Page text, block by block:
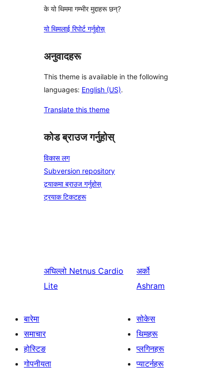
के यो थिममा गम्भीर मुद्दाहरू छन्?
यो थिमलाई रिपोर्ट गर्नुहोस्
अनुवादहरू
This theme is available in the following
languages: English (US).
Translate this theme
कोड ब्राउज गर्नुहोस्
विकास लग
Subversion repository
ट्र्याकमा ब्राउज गर्नुहोस्
ट्रयाक टिकटहरू
अघिल्लो Netnus Cardio
Lite
अर्को
Ashram
बारेमा
समाचार
होस्टिङ
गोपनीयता
सोकेस
थिमहरू
प्लगिनहरू
प्याटर्नहरू